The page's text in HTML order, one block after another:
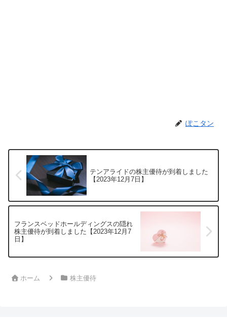
ぽこタン
テンアライドの株主優待が到着しました
【2023年12月7日】
フランスベッドホールディングスの隠れ
株主優待が到着しました【2023年12月7
日】
ホーム 株主優待